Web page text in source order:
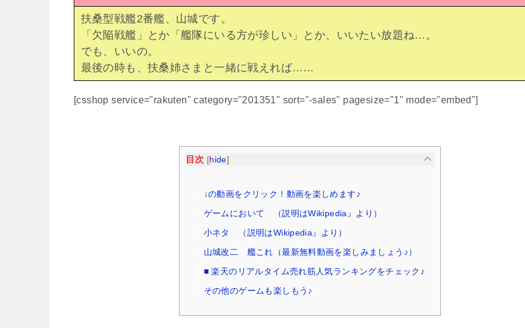
扶桑型戦艦2番艦、山城です。
「欠陥戦艦」とか「艦隊にいる方が珍しい」とか、いいたい放題ね…。
でも、いいの。
最後の時も、扶桑姉さまと一緒に戦えれば……
[csshop service="rakuten" category="201351" sort="-sales" pagesize="1" mode="embed"]
目次 [hide]
↓の動画をクリック！動画を楽しめます♪
ゲームにおいて （説明はWikipedia』より）
小ネタ （説明はWikipedia』より）
山城改二 艦これ（最新無料動画を楽しみましょう♪）
■ 楽天のリアルタイム売れ筋人気ランキングをチェック♪
その他のゲームも楽しもう♪